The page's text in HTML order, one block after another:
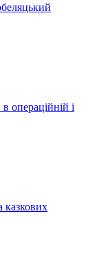
операційній і
казкових